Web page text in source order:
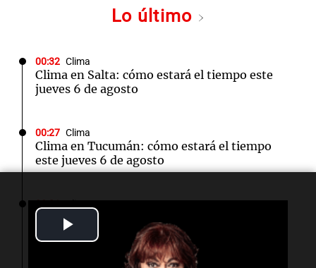
Video
Lo último
00:32 Clima
Clima en Salta: cómo estará el tiempo este
jueves 6 de agosto
00:27 Clima
Clima en Tucumán: cómo estará el tiempo
este jueves 6 de agosto
00:21 Clima
Clima en Mendoza: cómo estará el tiempo
este jueves 6 de agosto